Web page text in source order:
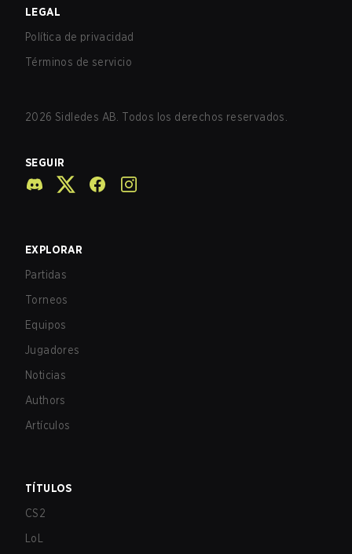
LEGAL
Política de privacidad
Términos de servicio
2026 Sidledes AB. Todos los derechos reservados.
SEGUIR
EXPLORAR
Partidas
Torneos
Equipos
Jugadores
Noticias
Authors
Artículos
TÍTULOS
CS2
LoL